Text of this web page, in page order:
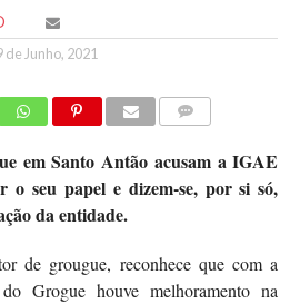
de Junho, 2021
em Santo Antão acusam a IGAE
o seu papel e dizem-se, por si só,
da entidade.
de grougue, reconhece que com a
Grogue houve melhoramento na